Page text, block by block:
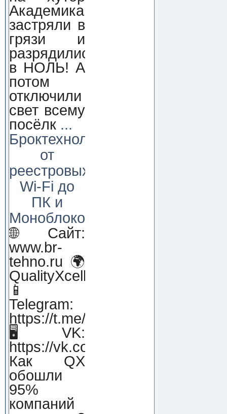
Академика,
застряли в
грязи и
разрядились
в НОЛЬ! А
потом
отключили
свет всему
посёлк ...
Броктехнолоджи:
от
реестровых
Wi-Fi до
ПК и
Моноблоков!
🌐 Сайт:
www.br-
tehno.ru 🌍
QualityXcellence.ru
📱
Telegram:
https://t.me/qx_lab_IT
🖥 VK:
https://vk.com/qualityxcellenc
Как QX
обошли
95%
компаний